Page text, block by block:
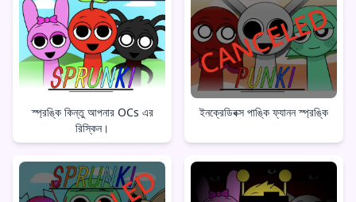
স্প্রঙ্কি কিন্তু আপনার OCs এর
রিস্কিন।
ইনক্রেডিবক্স পাঙ্কি ফ্যানন স্প্রঙ্কি